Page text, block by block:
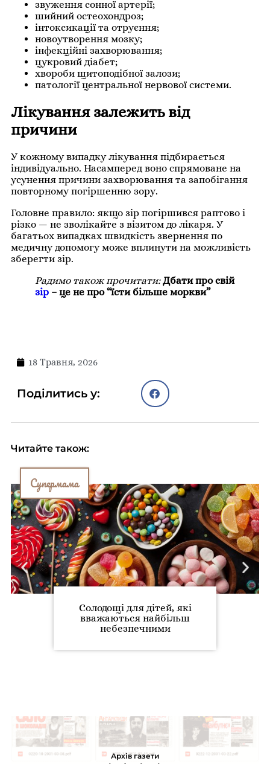
звуження сонної артерії;
шийний остеохондроз;
інтоксикації та отруєння;
новоутворення мозку;
інфекційні захворювання;
цукровий діабет;
хвороби щитоподібної залози;
патології центральної нервової системи.
Лікування залежить від
причини
У кожному випадку лікування підбирається
індивідуально. Насамперед воно спрямоване на
усунення причини захворювання та запобігання
повторному погіршенню зору.
Головне правило: якщо зір погіршився раптово і
різко — не зволікайте з візитом до лікаря. У
багатьох випадках швидкість звернення по
медичну допомогу може вплинути на можливість
зберегти зір.
Радимо також прочитати: Дбати про свій
зір – це не про “їсти більше моркви”
18 Травня, 2026
Поділитись у:
Читайте також:
Супермама
Солодощі для дітей, які
вважаються найбільш
небезпечними
Архів газети